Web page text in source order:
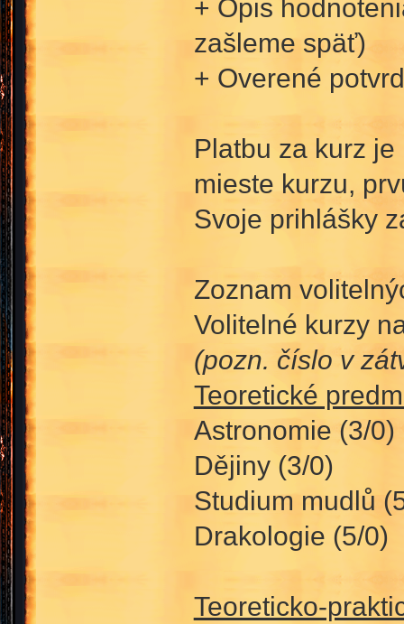
+ Opis
zašleme späť)
+ Overené
Platbu za kurz
mieste kurzu,
Svoje prihlášky
Zoznam
Volitelné kurzy
(pozn. číslo v
Teoretické
Astronomie (3/0)
Dějiny (3/0)
Studium mudlů
Drakologie (5/0)
Teoreticko-